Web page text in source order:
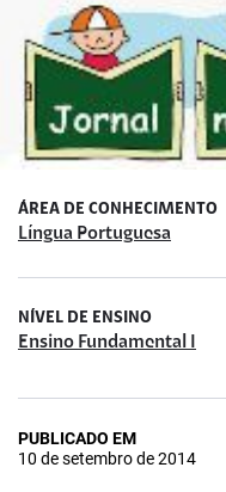
ÁREA DE CONHECIMENTO
Língua Portuguesa
NÍVEL DE ENSINO
Ensino Fundamental I
PUBLICADO EM
10 de setembro de 2014